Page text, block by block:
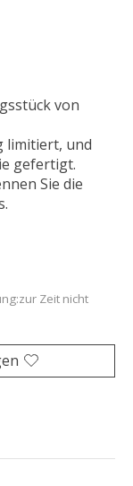
von
limitiert, und
gefertigt.
Sie die
Zeit nicht